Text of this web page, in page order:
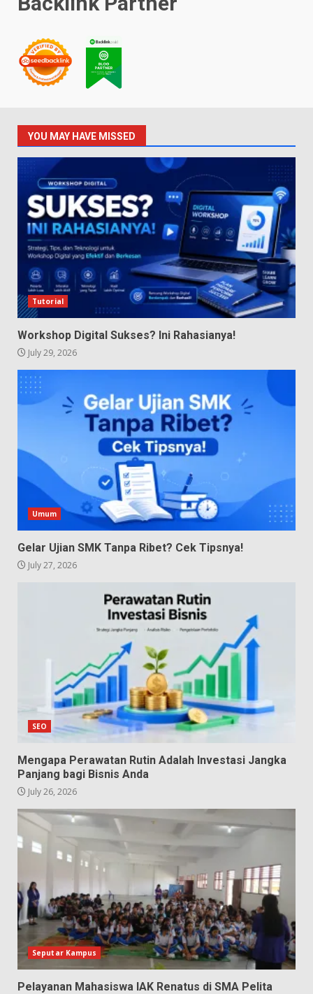
YOU MAY HAVE MISSED
Tutorial
Workshop Digital Sukses? Ini Rahasianya!
July 29, 2026
Umum
Gelar Ujian SMK Tanpa Ribet? Cek Tipsnya!
July 27, 2026
SEO
Mengapa Perawatan Rutin Adalah Investasi Jangka
Panjang bagi Bisnis Anda
July 26, 2026
Seputar Kampus
Pelayanan Mahasiswa IAK Renatus di SMA Pelita